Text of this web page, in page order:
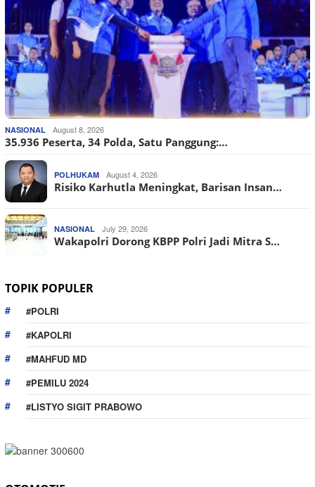
NASIONAL August 8, 2026
35.936 Peserta, 34 Polda, Satu Panggung:…
POLHUKAM August 4, 2026
Risiko Karhutla Meningkat, Barisan Insan…
NASIONAL July 29, 2026
Wakapolri Dorong KBPP Polri Jadi Mitra S…
TOPIK POPULER
#POLRI
#KAPOLRI
#MAHFUD MD
#PEMILU 2024
#LISTYO SIGIT PRABOWO